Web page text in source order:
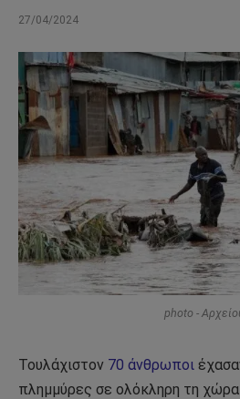
27/04/2024
photo -
Τουλάχιστον 70 άνθρωποι
πλημμύρες σε ολόκληρη τη